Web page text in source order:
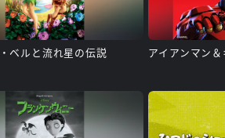
ベルと流れ星の伝説